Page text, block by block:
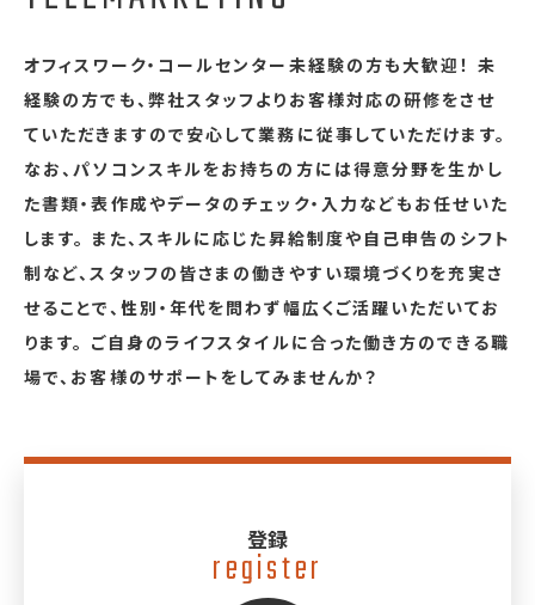
オフィスワーク・コールセンター未経験の方も大歓迎！ 未
経験の方でも、弊社スタッフよりお客様対応の研修をさせ
ていただきますので安心して業務に従事していただけます。
なお、パソコンスキルをお持ちの方には得意分野を生かし
た書類・表作成やデータのチェック・入力などもお任せいた
します。 また、スキルに応じた昇給制度や自己申告のシフト
制など、スタッフの皆さまの働きやすい環境づくりを充実さ
せることで、性別・年代を問わず幅広くご活躍いただいてお
ります。 ご自身のライフスタイルに合った働き方のできる職
場で、お客様のサポートをしてみませんか？
登録
register